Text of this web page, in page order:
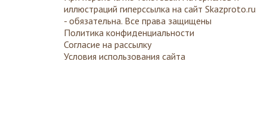
иллюстраций гиперссылка на сайт Skazproto.ru
- обязательна. Все права защищены
Политика конфиденциальности
Согласие на рассылку
Условия использования сайта